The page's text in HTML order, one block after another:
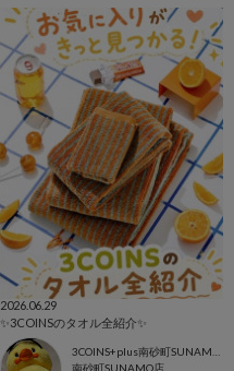
2026.06.29
✨3COINSのタオル全紹介✨
3COINS+plus南砂町SUNAMO店
南砂町SUNAMO店